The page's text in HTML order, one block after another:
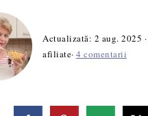
Actualizată: 2 aug. 2025
afiliate· 4 comentarii